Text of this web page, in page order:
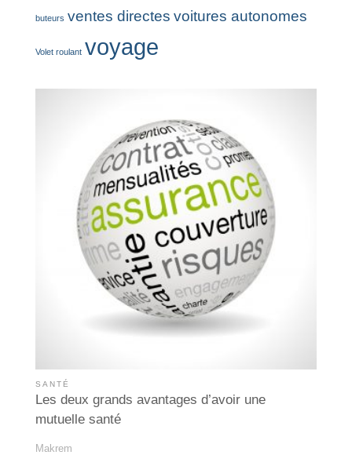
buteurs ventes directes voitures autonomes
Volet roulant voyage
SANTÉ
Les deux grands avantages d’avoir une
mutuelle santé
Makrem